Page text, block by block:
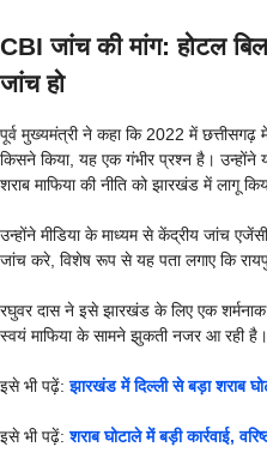
CBI जांच की मांग: होटल
जांच हो
पूर्व मुख्यमंत्री ने कहा कि 2022 में छत्तीसगढ़
किसने किया, यह एक गंभीर प्रश्न है। उन्होंने
शराब माफिया की नीति को झारखंड में लागू
उन्होंने मीडिया के माध्यम से केंद्रीय जांच
जांच करे, विशेष रूप से यह पता लगाए कि
रघुवर दास ने इसे झारखंड के लिए एक
स्वयं माफिया के सामने झुकती नजर आ रही है।
इसे भी पढ़ें:झारखंड में दिल्ली से बड़ा शराब
इसे भी पढ़ें:शराब घोटाले में बड़ी कार्रवाई,